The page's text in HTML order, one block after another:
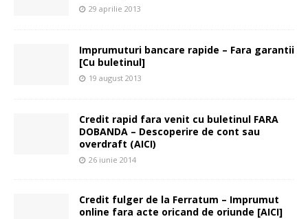
29 aprilie 2013
Imprumuturi bancare rapide – Fara garantii
[Cu buletinul]
19 august 2013
Credit rapid fara venit cu buletinul FARA
DOBANDA – Descoperire de cont sau
overdraft (AICI)
26 iunie 2014
Credit fulger de la Ferratum – Imprumut
online fara acte oricand de oriunde [AICI]